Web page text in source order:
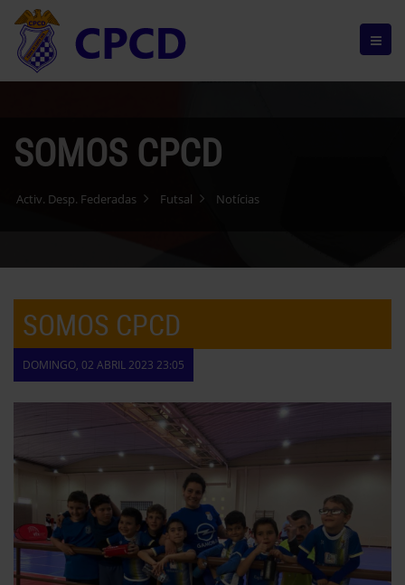
SOMOS CPCD
Activ. Desp. Federadas Futsal Notícias
SOMOS CPCD
DOMINGO, 02 ABRIL 2023 23:05